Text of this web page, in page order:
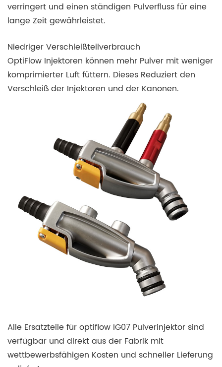
verringert und einen ständigen Pulverfluss für eine
lange Zeit gewährleistet.
Niedriger Verschleißteilverbrauch
OptiFlow Injektoren können mehr Pulver mit weniger
komprimierter Luft füttern. Dieses Reduziert den
Verschleiß der Injektoren und der Kanonen.
Alle Ersatzteile für optiflow IG07 Pulverinjektor sind
verfügbar und direkt aus der Fabrik mit
wettbewerbsfähigen Kosten und schneller Lieferung